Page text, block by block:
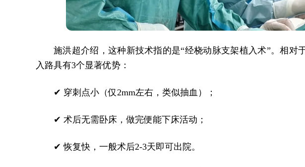
施洪超介绍，这种新技术指的是“经桡动脉支架植入术”。相对
入路具有3个显著优势：
✔ 穿刺点小（仅2mm左右，类似抽血）；
✔ 术后无需卧床，做完便能下床活动；
✔ 恢复快，一般术后2-3天即可出院。